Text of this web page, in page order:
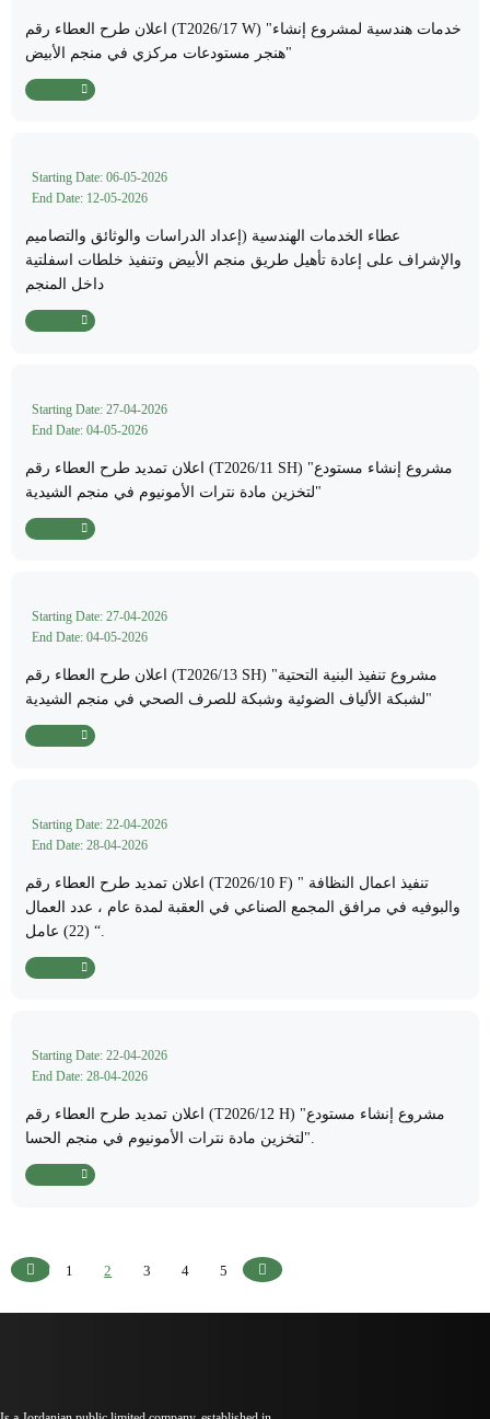
اعلان طرح العطاء رقم (T2026/17 W) "خدمات هندسية لمشروع إنشاء
هنجر مستودعات مركزي في منجم الأبيض"
Read More
Starting Date: 06-05-2026
End Date: 12-05-2026
عطاء الخدمات الهندسية (إعداد الدراسات والوثائق والتصاميم
والإشراف على إعادة تأهيل طريق منجم الأبيض وتنفيذ خلطات اسفلتية
داخل المنجم
Read More
Starting Date: 27-04-2026
End Date: 04-05-2026
اعلان تمديد طرح العطاء رقم (T2026/11 SH) "مشروع إنشاء مستودع
لتخزين مادة نترات الأمونيوم في منجم الشيدية"
Read More
Starting Date: 27-04-2026
End Date: 04-05-2026
اعلان طرح العطاء رقم (T2026/13 SH) "مشروع تنفيذ البنية التحتية
لشبكة الألياف الضوئية وشبكة للصرف الصحي في منجم الشيدية"
Read More
Starting Date: 22-04-2026
End Date: 28-04-2026
اعلان تمديد طرح العطاء رقم (T2026/10 F) " تنفيذ اعمال النظافة
والبوفيه في مرافق المجمع الصناعي في العقبة لمدة عام ، عدد العمال
(22) عامل “.
Read More
Starting Date: 22-04-2026
End Date: 28-04-2026
اعلان تمديد طرح العطاء رقم (T2026/12 H) "مشروع إنشاء مستودع
لتخزين مادة نترات الأمونيوم في منجم الحسا".
Read More
Previous
1 2 3 4 5 Next